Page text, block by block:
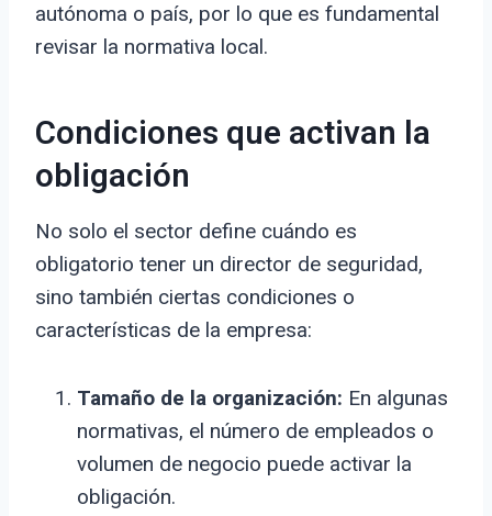
autónoma o país, por lo que es fundamental
revisar la normativa local.
Condiciones que activan la
obligación
No solo el sector define cuándo es
obligatorio tener un director de seguridad,
sino también ciertas condiciones o
características de la empresa:
Tamaño de la organización: En algunas
normativas, el número de empleados o
volumen de negocio puede activar la
obligación.